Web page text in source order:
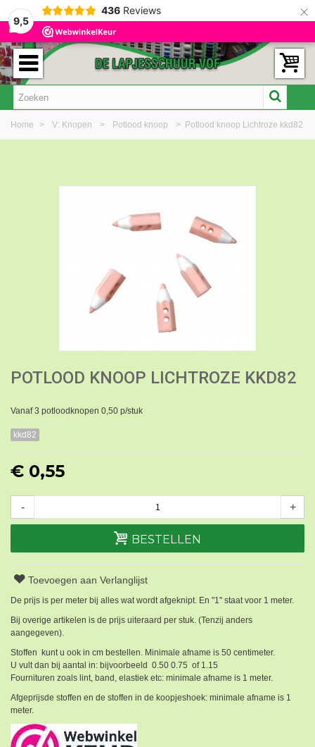
9,5
436 Reviews ×
Home > V: Knopen > Potlood knoop > Potlood knoop Lichtroze kkd82
POTLOOD KNOOP LICHTROZE KKD82
Vanaf 3 potloodknopen 0,50 p/stuk
kkd82
€ 0,55
- +
BESTELLEN
Toevoegen aan Verlanglijst
De prijs is per meter bij alles wat wordt afgeknipt. En "1" staat voor 1 meter.
Bij overige artikelen is de prijs uiteraard per stuk. (Tenzij anders
aangegeven).
Stoffen kunt u ook in cm bestellen. Minimale afname is 50 centimeter.
U vult dan bij aantal in: bijvoorbeeld 0.50 0.75 of 1.15
Fournituren zoals lint, band, elastiek etc: minimale afname is 1 meter.
Afgeprijsde stoffen en de stoffen in de koopjeshoek: minimale afname is 1
meter.